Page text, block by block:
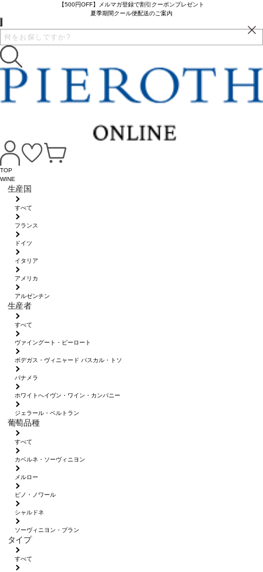
【500円OFF】メルマガ登録で割引クーポンプレゼント
夏季期間クール便配送のご案内
TOP
WINE
生産国
すべて
フランス
ドイツ
イタリア
アメリカ
アルゼンチン
生産者
すべて
ヴァイングート・ピーロート
ボデガス・ヴィニャード パスカル・トソ
パナメラ
ホワイトへイヴン・ワイン・カンパニー
ジェラール・ベルトラン
葡萄品種
すべて
カベルネ・ソーヴィニヨン
メルロー
ピノ・ノワール
シャルドネ
ソーヴィニヨン・ブラン
タイプ
すべて